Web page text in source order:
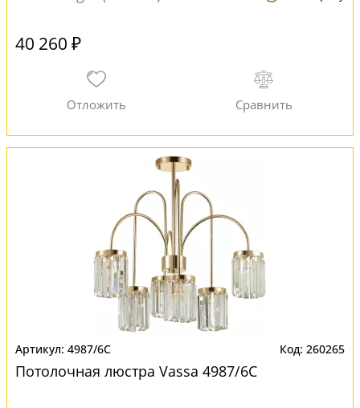
40 260 ₽
4987/6C 260265
Потолочная люстра Vassa 4987/6C